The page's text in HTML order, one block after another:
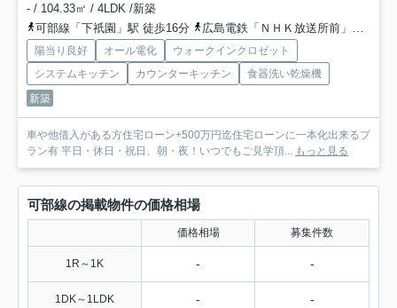
- / 104.33㎡ / 4LDK /新築
可部線「下祇園」駅 徒歩16分
広島電鉄「ＮＨＫ放送所前」バス停下車 徒歩8分
陽当り良好 オール電化
ウォークインクロゼット
システムキッチン
カウンターキッチン
食器洗い乾燥機
新築
車や他借入がある方住宅ローン+500万円迄住宅ローンに一本化出来るプ
ラン有 平日・休日・祝日、朝・夜！いつでもご見学頂... もっと見る
可部線の掲載物件の価格相場
価格相場 募集件数
1R～1K - -
1DK～1LDK - -